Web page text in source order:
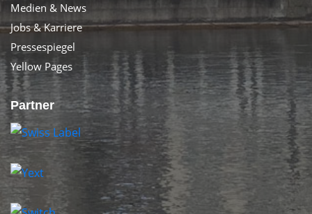
Medien & News
Jobs & Karriere
Pressespiegel
Yellow Pages
Partner